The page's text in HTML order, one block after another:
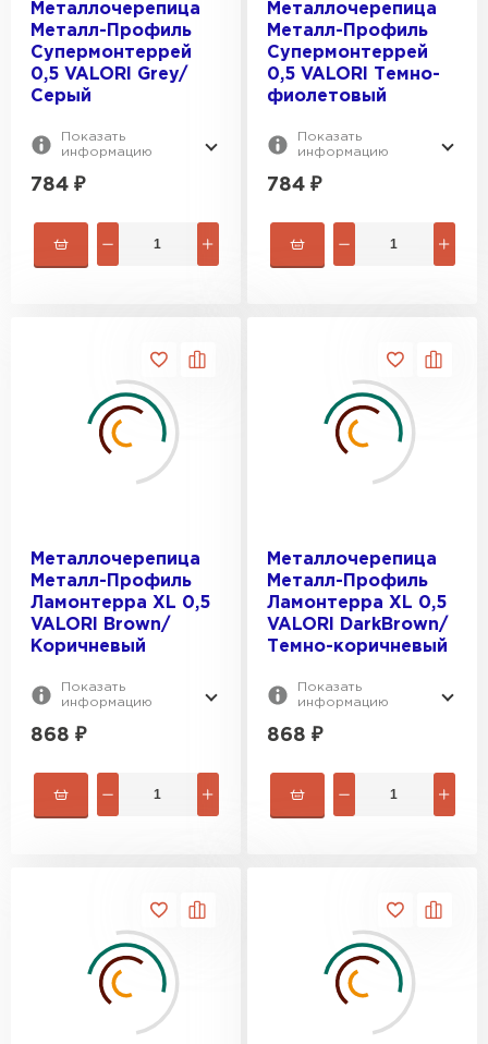
Металлочерепица
Металл-Профиль
Супермонтеррей
0,5 VALORI Grey/
Серый
Показать
информацию
784 ₽
Металлочерепица
Металл-Профиль
Супермонтеррей
0,5 VALORI Темно-
фиолетовый
Показать
информацию
784 ₽
Металлочерепица
Металл-Профиль
Ламонтерра XL 0,5
VALORI Brown/
Коричневый
Показать
информацию
868 ₽
Металлочерепица
Металл-Профиль
Ламонтерра XL 0,5
VALORI DarkBrown/
Темно-коричневый
Показать
информацию
868 ₽